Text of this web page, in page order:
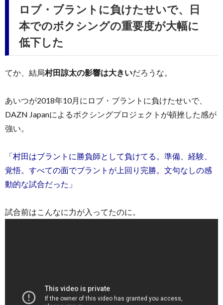
ロブ・ブラントに負けたせいで、日
本でのボクシングの重要度が大幅に
低下した
てか、結局村田諒太の影響は大きいだろうな。
あいつが2018年10月にロブ・ブラントに負けたせいで、
DAZN Japanによるボクシングプロジェクトが頓挫した感が
強い。
「村田はブラントに勝負師として負けてる。準備、経験、
覚悟。すべての面でブラントが上回り完勝。文句なしの感
動的な試合だった」
試合前はこんなに力が入ってたのに。